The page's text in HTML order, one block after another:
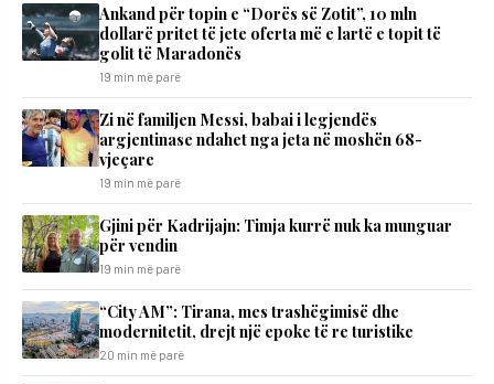
Ankand për topin e “Dorës së Zotit”, 10 mln
dollarë pritet të jete oferta më e lartë e topit të
golit të Maradonës
19 min më parë
Zi në familjen Messi, babai i legjendës
argjentinase ndahet nga jeta në moshën 68-
vjeçare
19 min më parë
​Gjini për Kadrijajn: Timja kurrë nuk ka munguar
për vendin
19 min më parë
“City AM”: Tirana, mes trashëgimisë dhe
modernitetit, drejt një epoke të re turistike
20 min më parë